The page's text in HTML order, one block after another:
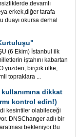
erkek,diğer tarafa
duayı okursa derhal
(6 Ekim) İstanbul ilk
iştahını kabartan
yüzden, birçok ülke,
topraklara ...
dikkat
kontrol edin!)
kesintiler olabileceği
DNSChanger adlı bir
bekleniyor.Bu